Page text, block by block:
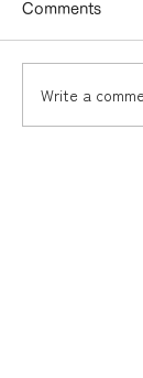
大阪商工
Comments
Write a